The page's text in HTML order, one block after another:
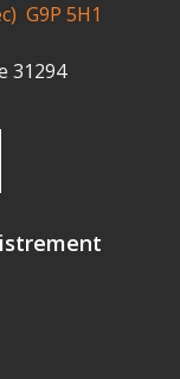
G9P 5H1
31294